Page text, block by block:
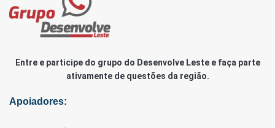
Entre e participe do grupo do Desenvolve Leste e faça parte
ativamente de questões da região.
Apoiadores: